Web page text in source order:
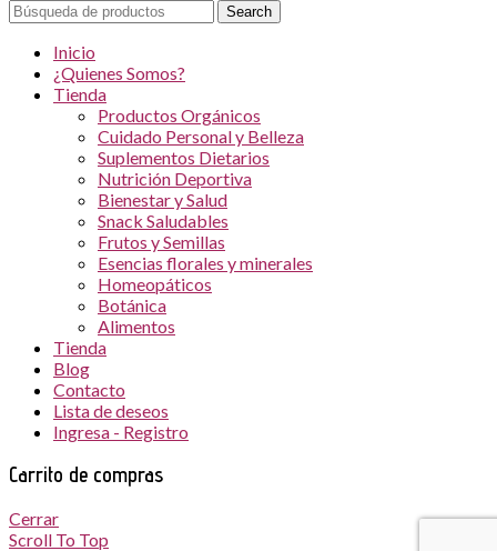
Search
Inicio
¿Quienes Somos?
Tienda
Productos Orgánicos
Cuidado Personal y Belleza
Suplementos Dietarios
Nutrición Deportiva
Bienestar y Salud
Snack Saludables
Frutos y Semillas
Esencias florales y minerales
Homeopáticos
Botánica
Alimentos
Tienda
Blog
Contacto
Lista de deseos
Ingresa - Registro
Carrito de compras
Cerrar
Scroll To Top